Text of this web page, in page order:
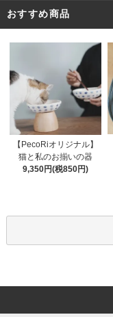
おすすめ商品
【PecoRiオリジナル】
猫と私のお揃いの器
9,350円(税850円)